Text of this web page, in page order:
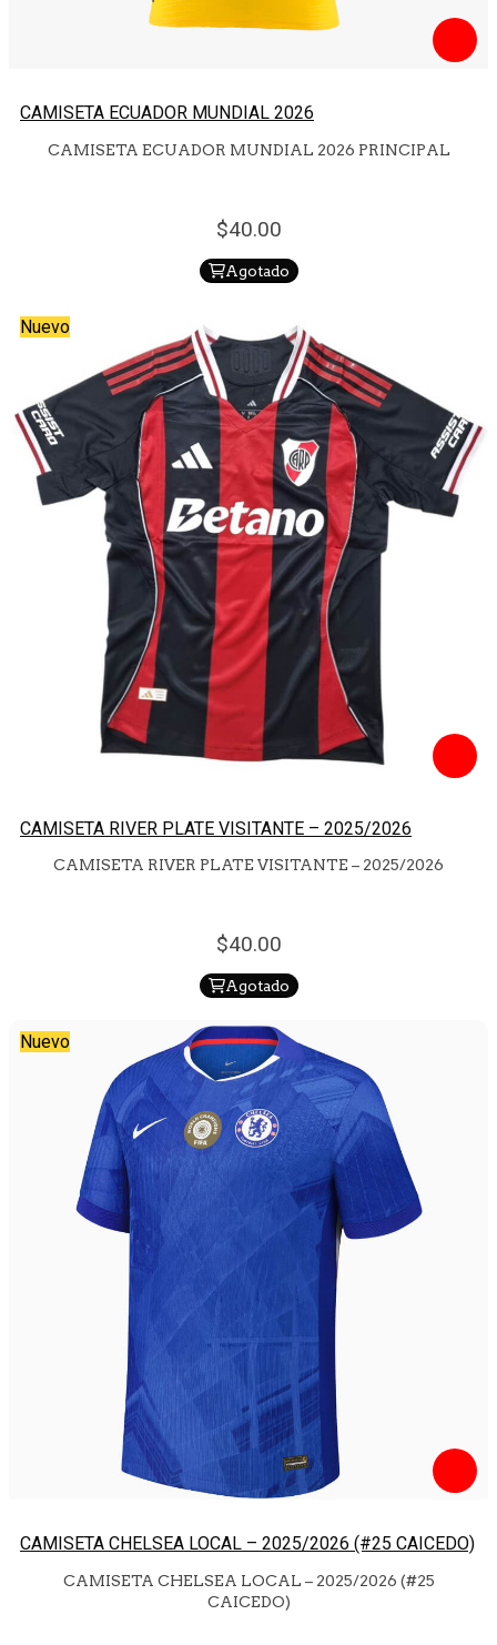
CAMISETA ECUADOR MUNDIAL 2026
CAMISETA ECUADOR MUNDIAL 2026 PRINCIPAL
40.00
Agotado
Nuevo
CAMISETA RIVER PLATE VISITANTE – 2025/2026
CAMISETA RIVER PLATE VISITANTE – 2025/2026
40.00
Agotado
Nuevo
CAMISETA CHELSEA LOCAL – 2025/2026 (#25 CAICEDO)
CAMISETA CHELSEA LOCAL – 2025/2026 (#25
CAICEDO)